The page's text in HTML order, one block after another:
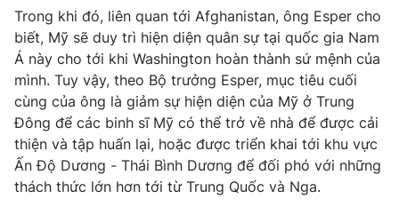
Học trực tuyến
Hitech Công nghệ tương lai
Sản phẩm
Thị trường
Tư vấn
Giao lưu trực tuyến
Lịch phát sóng
Chuyên mục khác
Emagazine Podcast
Trong khi đó, liên quan tới Afghanistan, ông Esper cho
biết, Mỹ sẽ duy trì hiện diện quân sự tại quốc gia Nam
Á này cho tới khi Washington hoàn thành sứ mệnh của
mình. Tuy vậy, theo Bộ trưởng Esper, mục tiêu cuối
cùng của ông là giảm sự hiện diện của Mỹ ở Trung
Đông để các binh sĩ Mỹ có thể trở về nhà để được cải
thiện và tập huấn lại, hoặc được triển khai tới khu vực
Ấn Độ Dương - Thái Bình Dương để đối phó với những
thách thức lớn hơn tới từ Trung Quốc và Nga.